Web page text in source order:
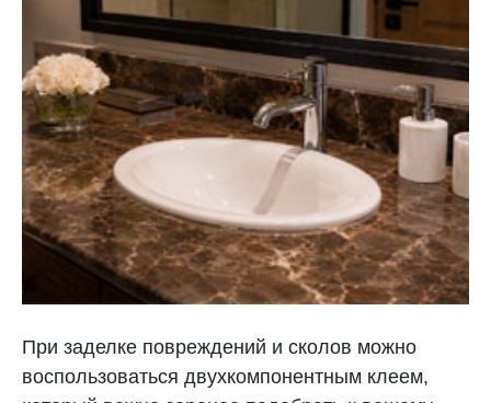
При заделке повреждений и сколов можно
воспользоваться двухкомпонентным клеем,